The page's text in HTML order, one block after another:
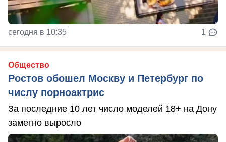
сегодня в 10:35 1
Общество
Ростов обошел Москву и Петербург по
числу порноактрис
За последние 10 лет число моделей 18+ на Дону
заметно выросло